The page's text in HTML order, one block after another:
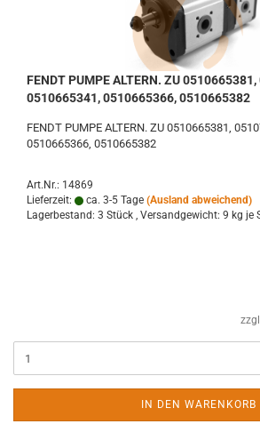
FENDT PUMPE ALTERN. ZU
0510665341, 0510665366, 0510665382
FENDT PUMPE ALTERN. ZU 0510665381,
0510665366, 0510665382
Art.Nr.: 14869
Lieferzeit:
ca. 3-5 Tage (Ausland abweichend)
Lagerbestand: 3 Stück , Versandgewicht: 9 kg je
IN DEN WARENKORB